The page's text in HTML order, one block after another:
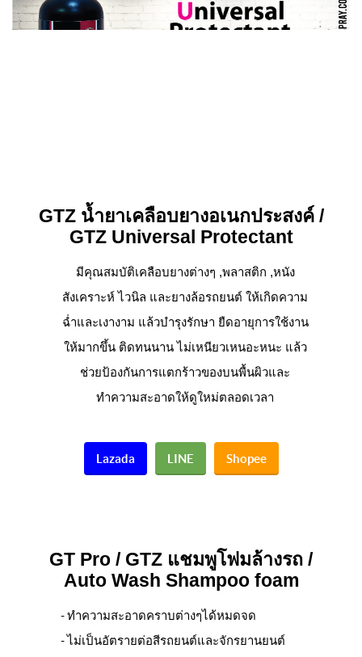
GTZน้ำยาเคลือบยางอเนกประสงค์ /
GTZ Universal Protectant
มีคุณสมบัติเคลือบยางต่างๆ ,พลาสติก ,หนัง
สังเคราะห์ ไวนิล และยางล้อรถยนต์ ให้เกิดความ
ฉ่ำและเงางาม แล้วบำรุงรักษา ยืดอายุการใช้งาน
ให้มากขึ้น ติดทนนาน ไม่เหนียวเหนอะหนะ แล้ว
ช่วยป้องกันการแตกร้าวของบนพื้นผิวและ
ทำความสะอาดให้ดูใหม่ตลอดเวลา
Lazada LINE Shopee
GT Pro / GTZ แชมพูโฟมล้างรถ /
Auto Wash Shampoo foam
- ทำความสะอาดคราบต่างๆได้หมดจด
- ไม่เป็นอัตรายต่อสีรถยนต์และจักรยานยนต์